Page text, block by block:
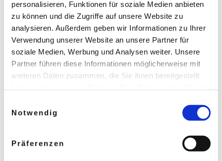
personalisieren, Funktionen für soziale Medien anbieten
zu können und die Zugriffe auf unsere Website zu
analysieren. Außerdem geben wir Informationen zu Ihrer
Verwendung unserer Website an unsere Partner für
soziale Medien, Werbung und Analysen weiter. Unsere
Partner führen diese Informationen möglicherweise mit
weiteren Daten zusammen, die Sie ihnen bereitgestellt
Cookies, wenn Sie unsere Webseite weiterhin nutzen.
Notwendig
Präferenzen
Bereits mit der Single „Sag mir wie
weit“ zeigte
sie, wie stark sie emotionale
Stimmungen einfangen kann – ein
Song, den sie
gemeinsam mit Andre Stade
schrieb. Auch ihre neue Single „Ich